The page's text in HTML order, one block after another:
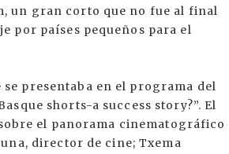
un gran corto que no fue al final
por países pequeños para el
presentaba en el programa del
shorts-a success story?”. El
el panorama cinematográfico
director de cine; Txema